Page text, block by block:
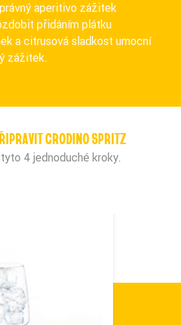
aperitivo zážitek
přidáním plátku
a citrusová sladkost umocní
zážitek.
CRODINO SPRITZ
4 jednoduché kroky.